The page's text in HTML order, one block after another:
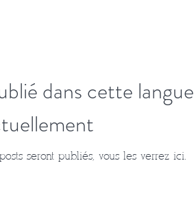
dans cette langue
seront publiés, vous les verrez ici.